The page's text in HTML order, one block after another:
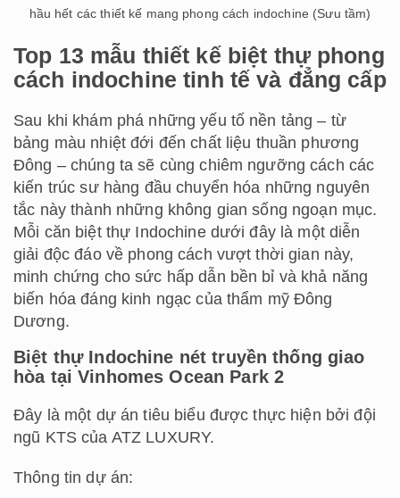
hầu hết các thiết kế mang phong cách indochine (Sưu tầm)
Top 13 mẫu thiết kế biệt thự phong
cách indochine tinh tế và đẳng cấp
Sau khi khám phá những yếu tố nền tảng – từ
bảng màu nhiệt đới đến chất liệu thuần phương
Đông – chúng ta sẽ cùng chiêm ngưỡng cách các
kiến trúc sư hàng đầu chuyển hóa những nguyên
tắc này thành những không gian sống ngoạn mục.
Mỗi căn biệt thự Indochine dưới đây là một diễn
giải độc đáo về phong cách vượt thời gian này,
minh chứng cho sức hấp dẫn bền bỉ và khả năng
biến hóa đáng kinh ngạc của thẩm mỹ Đông
Dương.
Biệt thự Indochine nét truyền thống giao
hòa tại Vinhomes Ocean Park 2
Đây là một dự án tiêu biểu được thực hiện bởi đội
ngũ KTS của ATZ LUXURY.
Thông tin dự án: